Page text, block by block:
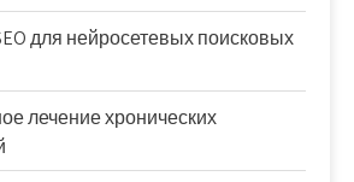
для нейросетевых поисковых
лечение хронических